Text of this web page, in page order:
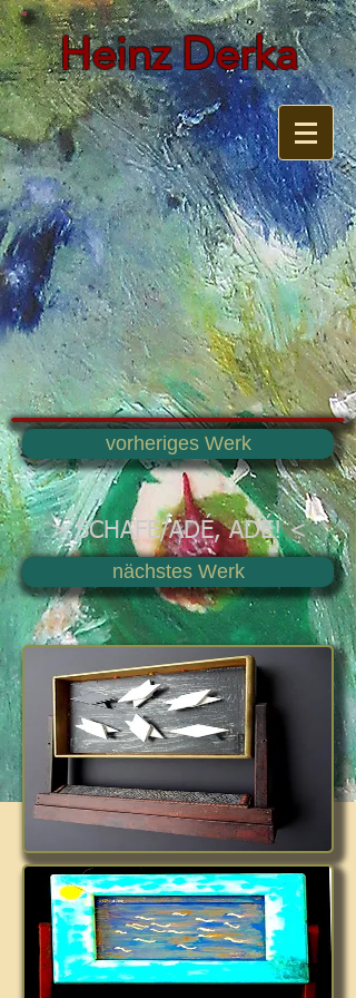
Heinz Derka
> SCHAFE/ADÉ, ADÉ! <
vorheriges Werk
nächstes Werk